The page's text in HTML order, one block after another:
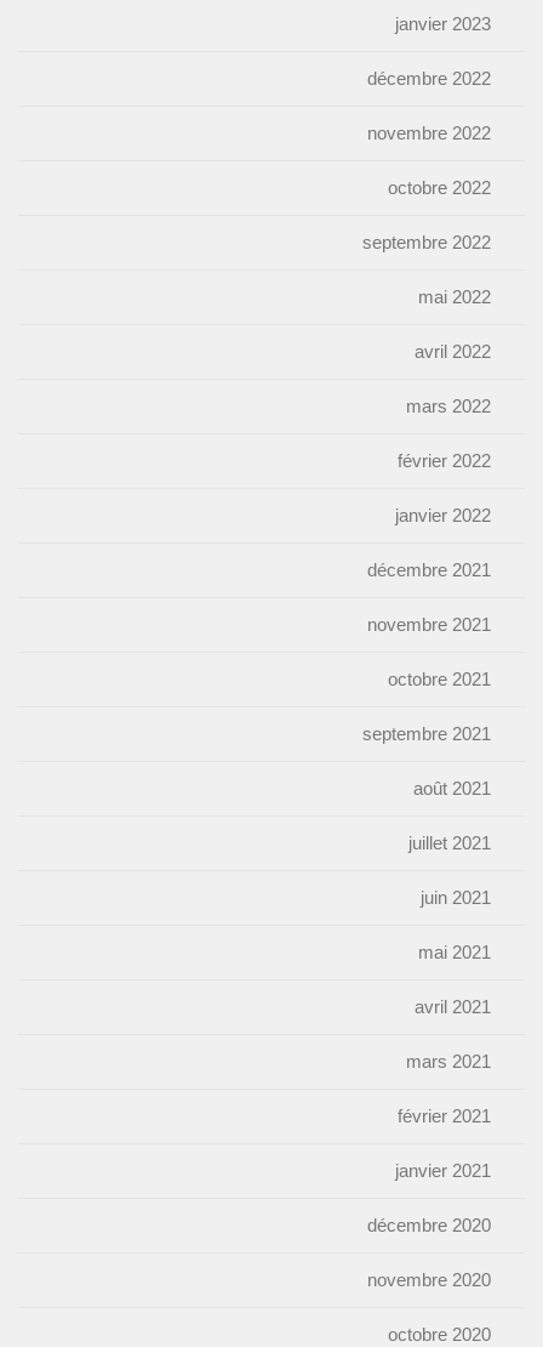
janvier 2023
décembre 2022
novembre 2022
octobre 2022
septembre 2022
mai 2022
avril 2022
mars 2022
février 2022
janvier 2022
décembre 2021
novembre 2021
octobre 2021
septembre 2021
août 2021
juillet 2021
juin 2021
mai 2021
avril 2021
mars 2021
février 2021
janvier 2021
décembre 2020
novembre 2020
octobre 2020